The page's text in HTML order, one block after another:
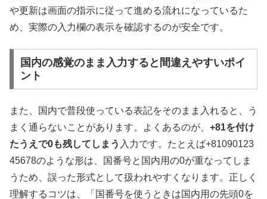
や更新は画面の指示に従って進める流れになっているた
め、実際の入力欄の表示を確認するのが安全です。
国内の感覚のまま入力すると間違えやすいポイ
ント
また、国内で普段使っている表記をそのまま入れると、う
まく通らないことがあります。よくあるのが、 +81を付け
たうえで0も残してしまう 入力です。たとえば+81090123
45678のような形は、国番号と国内用の0が重なってしま
うため、誤った形式として扱われやすくなります。正しく
理解するコツは、「国番号を使うときは国内用の先頭0を